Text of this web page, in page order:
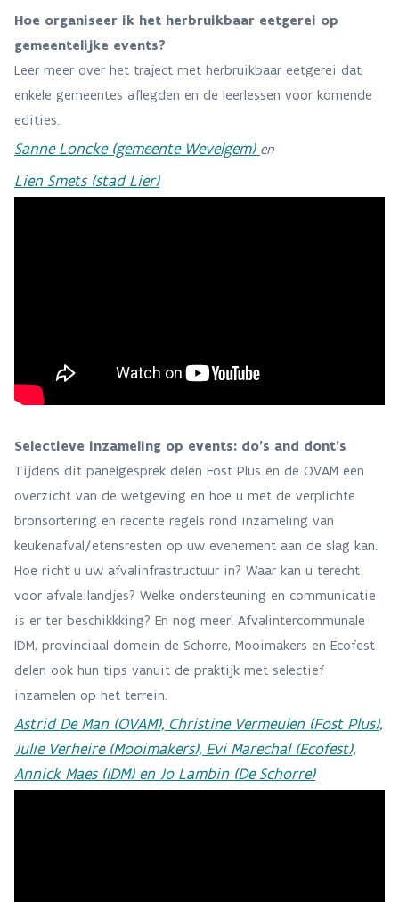
Hoe organiseer ik het herbruikbaar eetgerei op
gemeentelijke events?
Leer meer over het traject met herbruikbaar eetgerei dat
enkele gemeentes aflegden en de leerlessen voor komende
edities.
Sanne Loncke (gemeente Wevelgem) en
Lien Smets (stad Lier)
Selectieve inzameling op events: do's and dont's
Tijdens dit panelgesprek delen Fost Plus en de OVAM een
overzicht van de wetgeving en hoe u met de verplichte
bronsortering en recente regels rond inzameling van
keukenafval/etensresten op uw evenement aan de slag kan.
Hoe richt u uw afvalinfrastructuur in? Waar kan u terecht
voor afvaleilandjes? Welke ondersteuning en communicatie
is er ter beschikkking? En nog meer! Afvalintercommunale
IDM, provinciaal domein de Schorre, Mooimakers en Ecofest
delen ook hun tips vanuit de praktijk met selectief
inzamelen op het terrein.
Astrid De Man (OVAM), Christine Vermeulen (Fost Plus),
Julie Verheire (Mooimakers), Evi Marechal (Ecofest),
Annick Maes (IDM) en Jo Lambin (De Schorre)